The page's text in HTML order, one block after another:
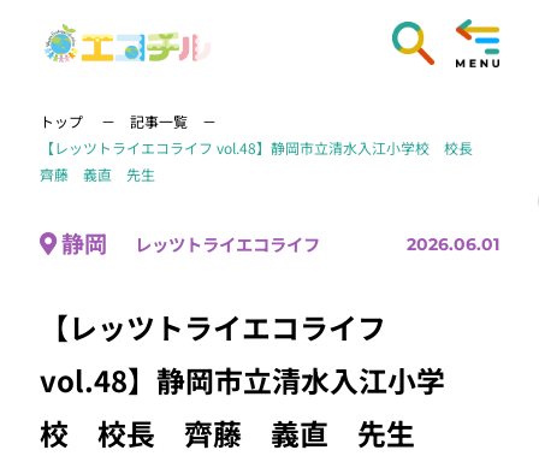
トップ
記事一覧
【レッツトライエコライフ vol.48】静岡市立清水入江小学校 校長
齊藤 義直 先生
静岡 レッツトライエコライフ 2026.06.01
【レッツトライエコライフ
vol.48】静岡市立清水入江小学
校 校長 齊藤 義直 先生